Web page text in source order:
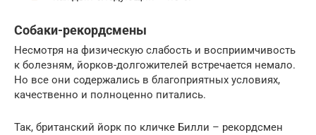
Собаки-рекордсмены
Несмотря на физическую слабость и восприимчивость
к болезням, йорков-долгожителей встречается немало.
Но все они содержались в благоприятных условиях,
качественно и полноценно питались.
Так, британский йорк по кличке Билли – рекордсмен